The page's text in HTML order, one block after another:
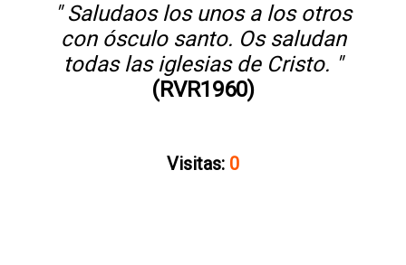
" Saludaos los unos a los otros
con ósculo santo. Os saludan
todas las iglesias de Cristo. "
(RVR1960)
Visitas: 0